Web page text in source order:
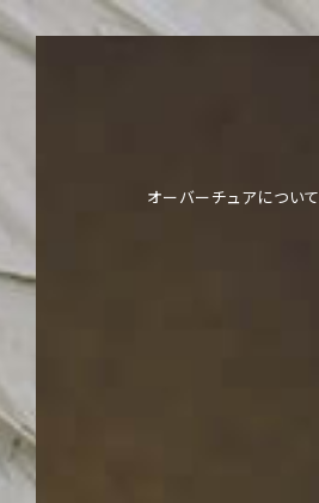
オーバーチュアについて